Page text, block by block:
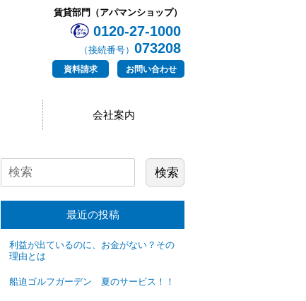
賃貸部門（アパマンショップ）
0120-27-1000
（接続番号） 073208
資料請求 お問い合わせ
会社案内
最近の投稿
利益が出ているのに、お金がない？その
理由とは
船迫ゴルフガーデン 夏のサービス！！